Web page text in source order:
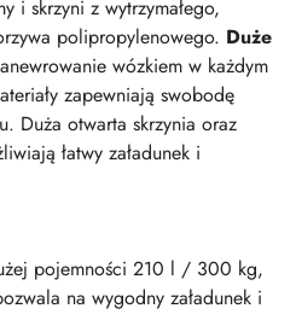
i skrzyni z wytrzymałego,
polipropylenowego. Duże
wózkiem w każdym
zapewniają swobodę
Duża otwarta skrzynia oraz
łatwy załadunek i
pojemności 210 l / 300 kg,
na wygodny załadunek i